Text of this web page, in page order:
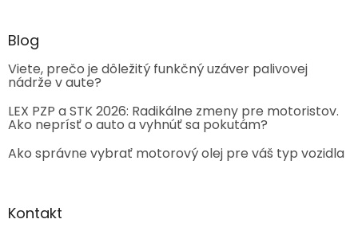
Blog
Viete, prečo je dôležitý funkčný uzáver palivovej
nádrže v aute?
LEX PZP a STK 2026: Radikálne zmeny pre motoristov.
Ako neprísť o auto a vyhnúť sa pokutám?
Ako správne vybrať motorový olej pre váš typ vozidla
Kontakt